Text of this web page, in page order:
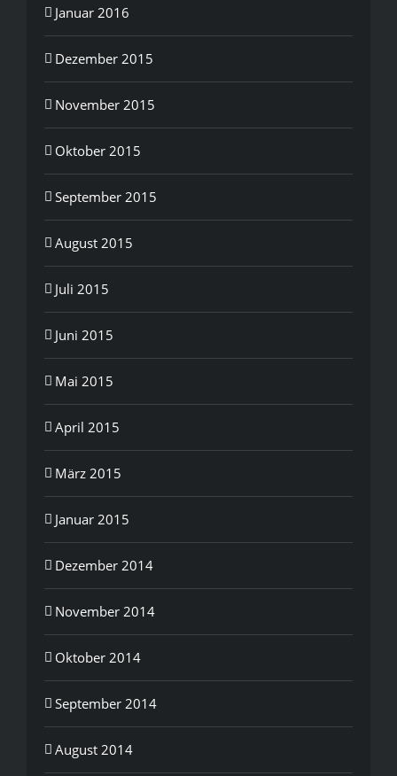
Januar 2016
Dezember 2015
November 2015
Oktober 2015
September 2015
August 2015
Juli 2015
Juni 2015
Mai 2015
April 2015
März 2015
Januar 2015
Dezember 2014
November 2014
Oktober 2014
September 2014
August 2014